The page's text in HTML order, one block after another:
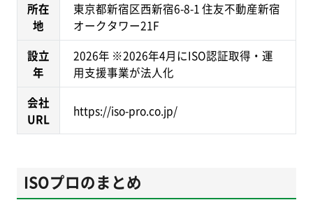
所在
地
東京都新宿区西新宿6-8-1 住友不動産新宿
オークタワー21F
設立
年
2026年 ※2026年4月にISO認証取得・運
用支援事業が法人化
会社
URL
https://iso-pro.co.jp/
ISOプロのまとめ